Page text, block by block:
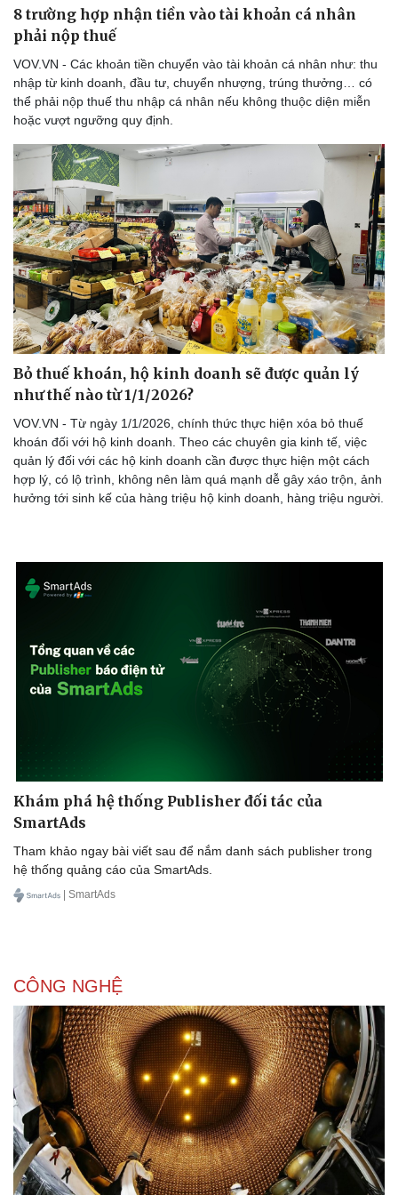
Nhi khoa
Nam khoa
Làm đẹp - giảm cân
Phòng mạch online
Ăn sạch sống khỏe
8 trường hợp nhận tiền vào tài khoản cá nhân
phải nộp thuế
VOV.VN - Các khoản tiền chuyển vào tài khoản cá nhân như: thu
nhập từ kinh doanh, đầu tư, chuyển nhượng, trúng thưởng… có
thể phải nộp thuế thu nhập cá nhân nếu không thuộc diện miễn
hoặc vượt ngưỡng quy định.
Bỏ thuế khoán, hộ kinh doanh sẽ được quản lý
như thế nào từ 1/1/2026?
VOV.VN - Từ ngày 1/1/2026, chính thức thực hiện xóa bỏ thuế
khoán đối với hộ kinh doanh. Theo các chuyên gia kinh tế, việc
quản lý đối với các hộ kinh doanh cần được thực hiện một cách
hợp lý, có lộ trình, không nên làm quá mạnh dễ gây xáo trộn, ảnh
hưởng tới sinh kế của hàng triệu hộ kinh doanh, hàng triệu người.
Khám phá hệ thống Publisher đối tác của
SmartAds
Tham khảo ngay bài viết sau để nắm danh sách publisher trong
hệ thống quảng cáo của SmartAds.
| SmartAds
CÔNG NGHỆ